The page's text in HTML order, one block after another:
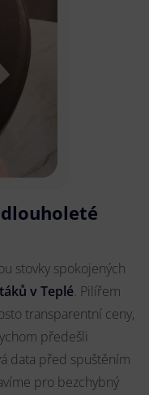
stovky spokojených
v Teplé. Pilířem
transparentní ceny,
předešli
data před spuštěním
pro bezchybný